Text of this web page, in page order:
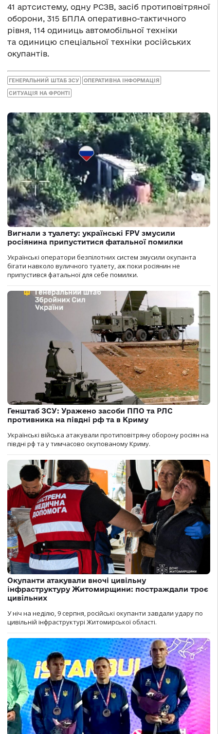
41 артсистему, одну РСЗВ, засіб протиповітряної
оборони, 315 БПЛА оперативно-тактичного
рівня, 114 одиниць автомобільної техніки
та одиницю спеціальної техніки російських
окупантів.
ГЕНЕРАЛЬНИЙ ШТАБ ЗСУ ОПЕРАТИВНА ІНФОРМАЦІЯ
СИТУАЦІЯ НА ФРОНТІ
Вигнали з туалету: українські FPV змусили
росіянина припуститися фатальної помилки
Українські оператори безпілотних систем змусили окупанта
бігати навколо вуличного туалету, аж поки росіянин не
припустився фатальної для себе помилки.
Генштаб ЗСУ: Уражено засоби ППО та РЛС
противника на півдні рф та в Криму
Українські війська атакували протиповітряну оборону росіян на
півдні рф та у тимчасово окупованому Криму.
Окупанти атакували вночі цивільну
інфраструктуру Житомирщини: постраждали троє
цивільних
У ніч на неділю, 9 серпня, російські окупанти завдали удару по
цивільній інфраструктурі Житомирської області.